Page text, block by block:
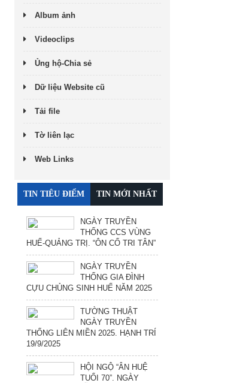
Album ảnh
Videoclips
Ủng hộ-Chia sẻ
Dữ liệu Website cũ
Tải file
Tờ liên lạc
Web Links
TIN TIÊU ĐIỂM TIN MỚI NHẤT
NGÀY TRUYỀN
THỐNG CCS VÙNG
HUẾ-QUẢNG TRỊ. “ÔN CỐ TRI TÂN”
NGÀY TRUYỀN
THỐNG GIA ĐÌNH
CỰU CHỦNG SINH HUẾ NĂM 2025
TƯỜNG THUẬT
NGÀY TRUYỀN
THỐNG LIÊN MIỀN 2025. HẠNH TRÍ
19/9/2025
HỘI NGỘ “ÂN HUỆ
TUỔI 70”. NGÀY